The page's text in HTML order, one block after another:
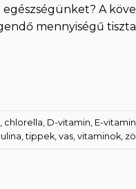
A
mennyiségű
chlorella D-vitamin E-vitamin
,tippek vas vitaminok